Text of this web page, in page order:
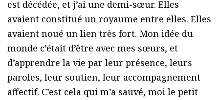
est décédée, et j’ai une demi-sœur. Elles
avaient constitué un royaume entre elles. Elles
avaient noué un lien très fort. Mon idée du
monde c’était d’être avec mes sœurs, et
d’apprendre la vie par leur présence, leurs
paroles, leur soutien, leur accompagnement
affectif. C’est cela qui m’a sauvé, moi le petit